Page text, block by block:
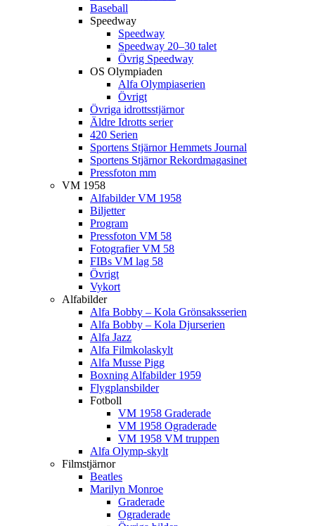
Baseball
Speedway
Speedway
Speedway 20–30 talet
Övrig Speedway
OS Olympiaden
Alfa Olympiaserien
Övrigt
Övriga idrottsstjärnor
Äldre Idrotts serier
420 Serien
Sportens Stjärnor Hemmets Journal
Sportens Stjärnor Rekordmagasinet
Pressfoton mm
VM 1958
Alfabilder VM 1958
Biljetter
Program
Pressfoton VM 58
Fotografier VM 58
FIBs VM lag 58
Övrigt
Vykort
Alfabilder
Alfa Bobby – Kola Grönsaksserien
Alfa Bobby – Kola Djurserien
Alfa Jazz
Alfa Filmkolaskylt
Alfa Musse Pigg
Boxning Alfabilder 1959
Flygplansbilder
Fotboll
VM 1958 Graderade
VM 1958 Ograderade
VM 1958 VM truppen
Alfa Olymp-skylt
Filmstjärnor
Beatles
Marilyn Monroe
Graderade
Ograderade